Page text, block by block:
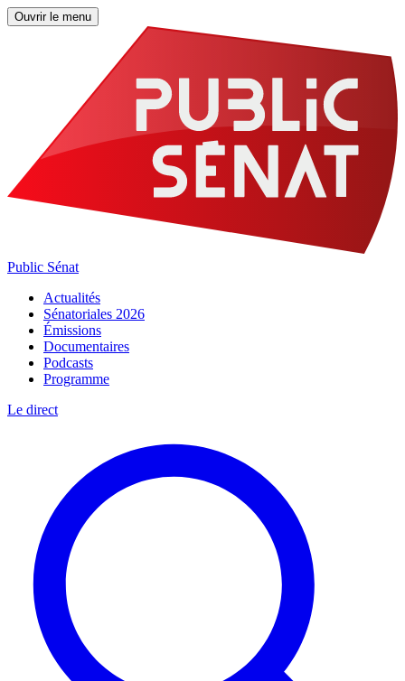
Ouvrir le menu
Public Sénat
Actualités
Sénatoriales 2026
Émissions
Documentaires
Podcasts
Programme
Le direct